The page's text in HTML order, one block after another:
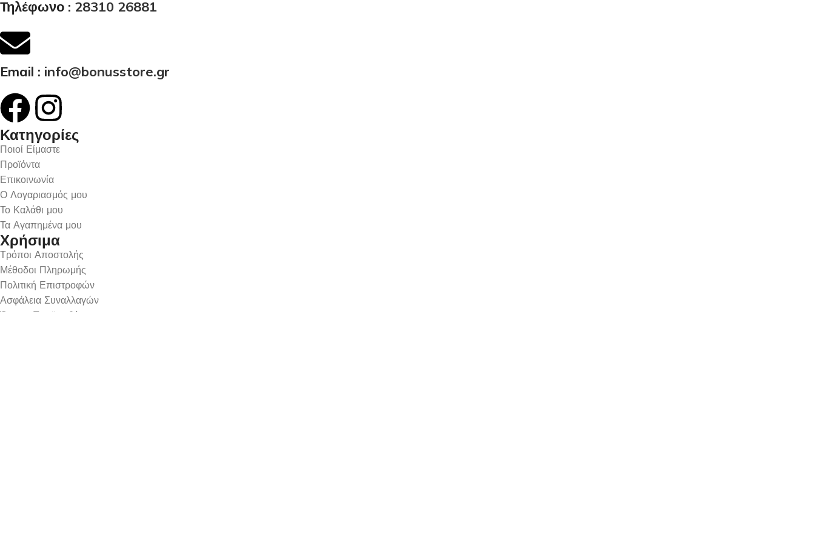
Τηλέφωνο : 28310 26881
Email : info@bonusstore.gr
Κατηγορίες
Ποιοί Είμαστε
Προϊόντα
Επικοινωνία
Ο Λογαριασμός μου
Το Καλάθι μου
Τα Αγαπημένα μου
Χρήσιμα
Τρόποι Αποστολής
Μέθοδοι Πληρωμής
Πολιτική Επιστροφών
Ασφάλεια Συναλλαγών
Όροι & Προϋποθέσεις